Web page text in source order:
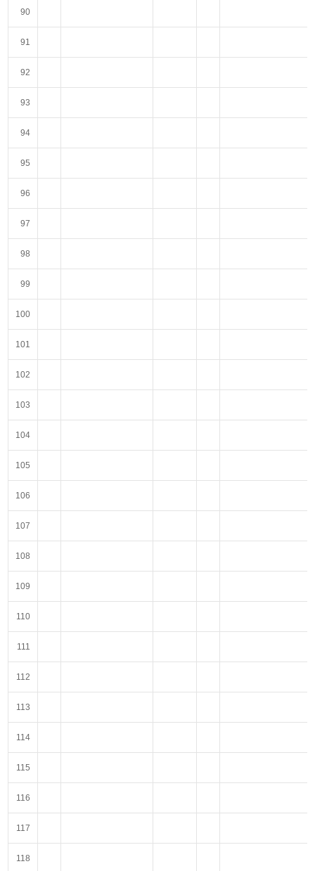
90
91
92
93
94
95
96
97
98
99
100
101
102
103
104
105
106
107
108
109
110
111
112
113
114
115
116
117
118